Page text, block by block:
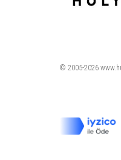
© 2005-2026